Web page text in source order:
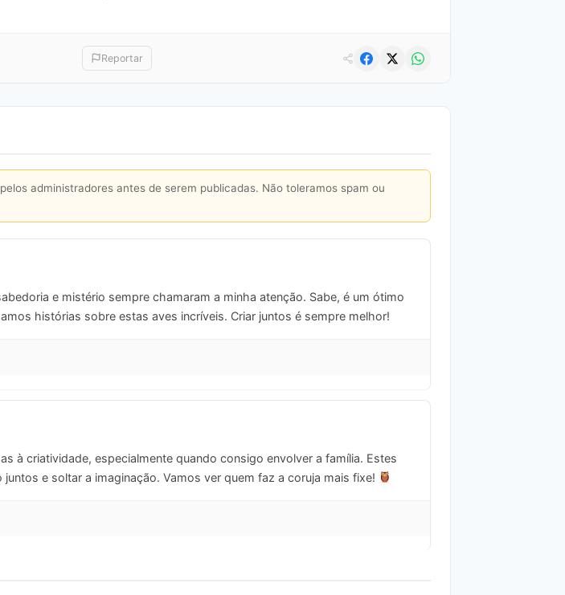
Reportar
administradores antes de serem publicadas. Não toleramos spam ou
e mistério sempre chamaram a minha atenção. Sabe, é um ótimo
histórias sobre estas aves incríveis. Criar juntos é sempre melhor!
à criatividade, especialmente quando consigo envolver a família. Estes
e soltar a imaginação. Vamos ver quem faz a coruja mais fixe!